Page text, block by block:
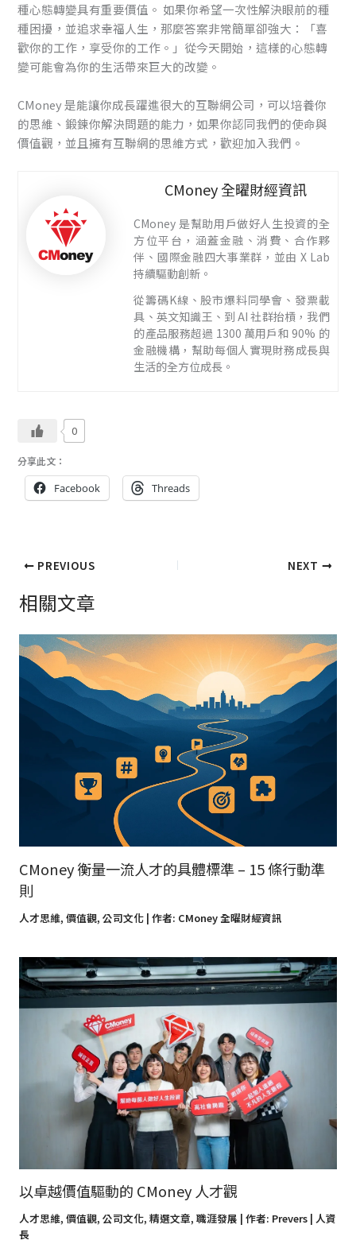
種心態轉變具有重要價值。 如果你希望一次性解決眼前的種
種困擾，並追求幸福人生，那麼答案非常簡單卻強大：「喜
歡你的工作，享受你的工作。」從今天開始，這樣的心態轉
變可能會為你的生活帶來巨大的改變。
CMoney 是能讓你成長躍進很大的互聯網公司，可以培養你
的思維、鍛鍊你解決問題的能力，如果你認同我們的使命與
價值觀，並且擁有互聯網的思維方式，歡迎加入我們。
CMoney 全曜財經資訊
CMoney 是幫助用戶做好人生投資的全
方位平台，涵蓋金融、消費、合作夥
伴、國際金融四大事業群，並由 X Lab
持續驅動創新。
從籌碼K線、股市爆料同學會、發票載
具、英文知識王、到 AI 社群抬槓，我們
的產品服務超過 1300 萬用戶和 90% 的
金融機構，幫助每個人實現財務成長與
生活的全方位成長。
0
分享此文：
Facebook Threads
PREVIOUS NEXT
相關文章
CMoney 衡量一流人才的具體標準 – 15 條行動準
則
人才思維, 價值觀, 公司文化| 作者: CMoney 全曜財經資訊
以卓越價值驅動的 CMoney 人才觀
人才思維, 價值觀, 公司文化, 精選文章, 職涯發展 | 作者: Prevers | 人資
長